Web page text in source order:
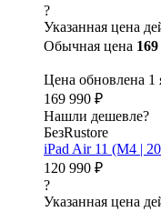
?
Указанная цена
Обычная цена
Цена обновлена 1
169 990 ₽
Нашли дешевле?
БезRustore
iPad Air 11 (M4 |
120 990 ₽
?
Указанная цена